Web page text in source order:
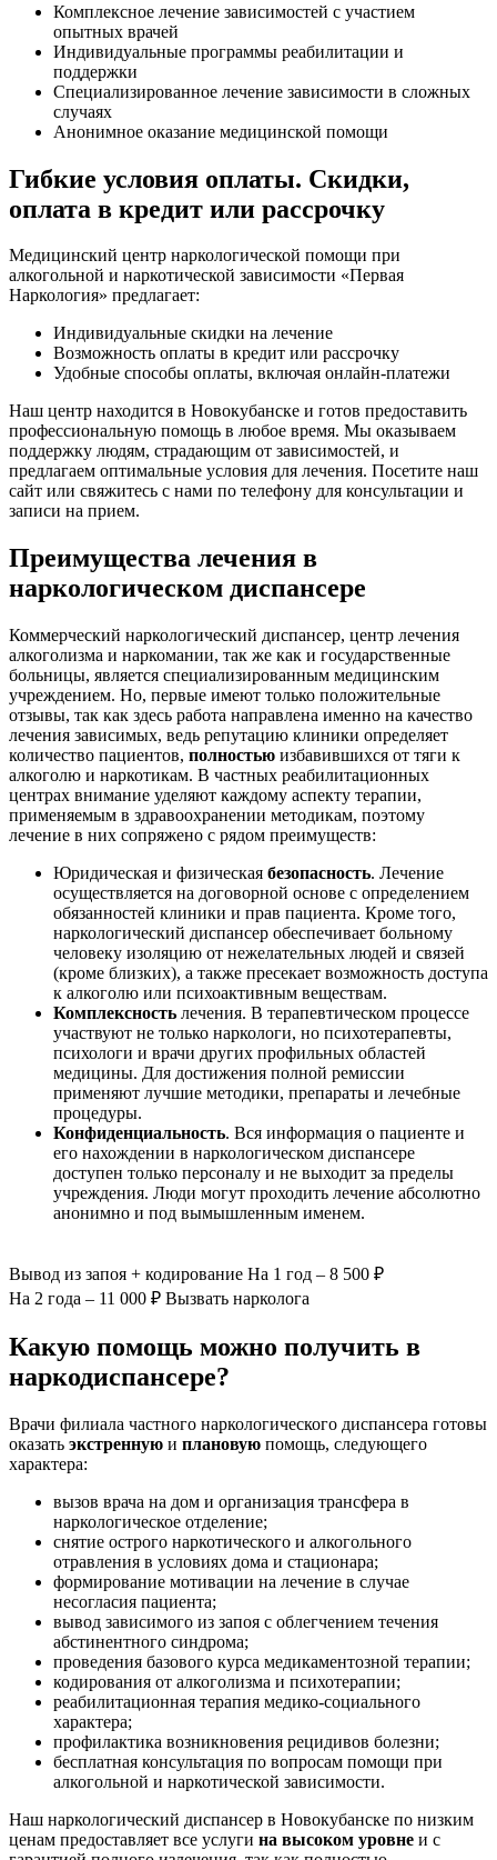
Комплексное лечение зависимостей с участием
опытных врачей
Индивидуальные программы реабилитации и
поддержки
Специализированное лечение зависимости в сложных
случаях
Анонимное оказание медицинской помощи
Гибкие условия оплаты. Скидки,
оплата в кредит или рассрочку
Медицинский центр наркологической помощи при
алкогольной и наркотической зависимости «Первая
Наркология» предлагает:
Индивидуальные скидки на лечение
Возможность оплаты в кредит или рассрочку
Удобные способы оплаты, включая онлайн-платежи
Наш центр находится в Новокубанске и готов предоставить
профессиональную помощь в любое время. Мы оказываем
поддержку людям, страдающим от зависимостей, и
предлагаем оптимальные условия для лечения. Посетите наш
сайт или свяжитесь с нами по телефону для консультации и
записи на прием.
Преимущества лечения в
наркологическом диспансере
Коммерческий наркологический диспансер, центр лечения
алкоголизма и наркомании, так же как и государственные
больницы, является специализированным медицинским
учреждением. Но, первые имеют только положительные
отзывы, так как здесь работа направлена именно на качество
лечения зависимых, ведь репутацию клиники определяет
количество пациентов, полностью избавившихся от тяги к
алкоголю и наркотикам. В частных реабилитационных
центрах внимание уделяют каждому аспекту терапии,
применяемым в здравоохранении методикам, поэтому
лечение в них сопряжено с рядом преимуществ:
Юридическая и физическая безопасность. Лечение
осуществляется на договорной основе с определением
обязанностей клиники и прав пациента. Кроме того,
наркологический диспансер обеспечивает больному
человеку изоляцию от нежелательных людей и связей
(кроме близких), а также пресекает возможность доступа
к алкоголю или психоактивным веществам.
Комплексность лечения. В терапевтическом процессе
участвуют не только наркологи, но психотерапевты,
психологи и врачи других профильных областей
медицины. Для достижения полной ремиссии
применяют лучшие методики, препараты и лечебные
процедуры.
Конфиденциальность. Вся информация о пациенте и
его нахождении в наркологическом диспансере
доступен только персоналу и не выходит за пределы
учреждения. Люди могут проходить лечение абсолютно
анонимно и под вымышленным именем.
Вывод из запоя + кодирование На 1 год – 8 500 ₽
На 2 года – 11 000 ₽ Вызвать нарколога
Какую помощь можно получить в
наркодиспансере?
Врачи филиала частного наркологического диспансера готовы
оказать экстренную и плановую помощь, следующего
характера:
вызов врача на дом и организация трансфера в
наркологическое отделение;
снятие острого наркотического и алкогольного
отравления в условиях дома и стационара;
формирование мотивации на лечение в случае
несогласия пациента;
вывод зависимого из запоя с облегчением течения
абстинентного синдрома;
проведения базового курса медикаментозной терапии;
кодирования от алкоголизма и психотерапии;
реабилитационная терапия медико-социального
характера;
профилактика возникновения рецидивов болезни;
бесплатная консультация по вопросам помощи при
алкогольной и наркотической зависимости.
Наш наркологический диспансер в Новокубанске по низким
ценам предоставляет все услуги на высоком уровне и с